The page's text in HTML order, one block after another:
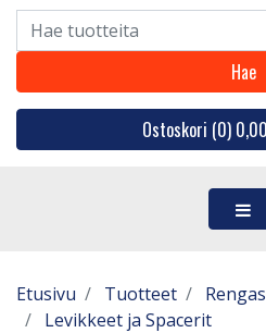
Hae
Ostoskori (0)
Etusivu Tuotteet
Levikkeet ja Spacerit